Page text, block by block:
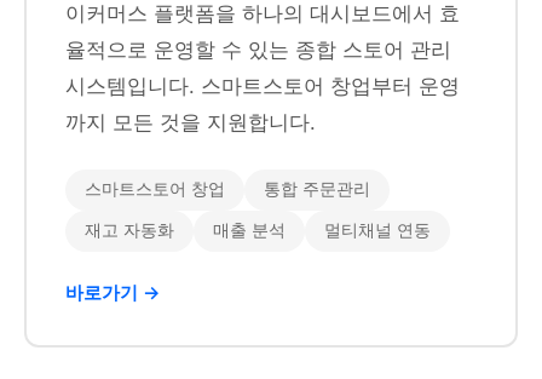
이커머스 플랫폼을 하나의 대시보드에서 효
율적으로 운영할 수 있는 종합 스토어 관리
시스템입니다. 스마트스토어 창업부터 운영
까지 모든 것을 지원합니다.
스마트스토어 창업 통합 주문관리
재고 자동화 매출 분석 멀티채널 연동
바로가기 →